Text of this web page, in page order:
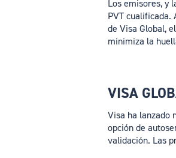
Los emisores, y
PVT cualificada.
de Visa Global,
minimiza la
VISA
Visa ha lanzado
opción de
validación. Las